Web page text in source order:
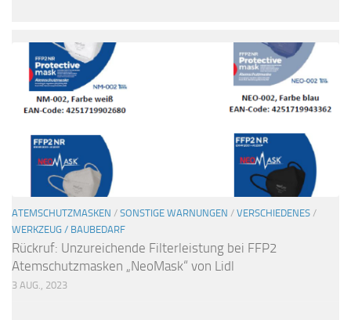
ATEMSCHUTZMASKEN / SONSTIGE WARNUNGEN / VERSCHIEDENES /
WERKZEUG / BAUBEDARF
Rückruf: Unzureichende Filterleistung bei FFP2
Atemschutzmasken „NeoMask“ von Lidl
3 AUG., 2023